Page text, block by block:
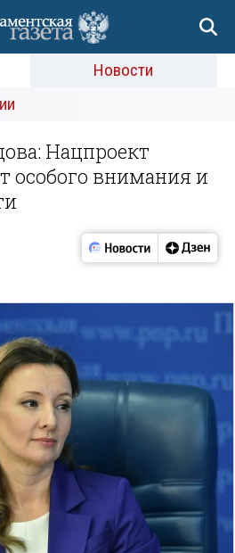
Новости
Нацпроект
особого внимания и